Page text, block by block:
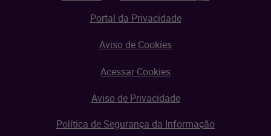
Portal da Privacidade
Aviso de Cookies
Acessar Cookies
Aviso de Privacidade
Política de Segurança da Informação